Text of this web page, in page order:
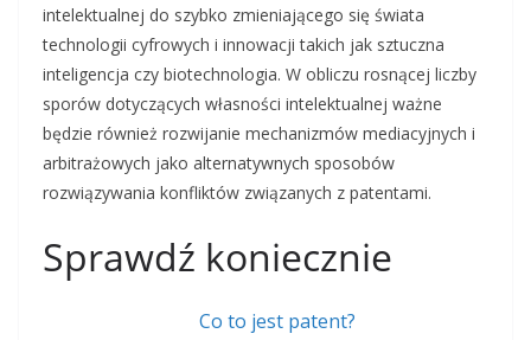
intelektualnej do szybko zmieniającego się świata
technologii cyfrowych i innowacji takich jak sztuczna
inteligencja czy biotechnologia. W obliczu rosnącej liczby
sporów dotyczących własności intelektualnej ważne
będzie również rozwijanie mechanizmów mediacyjnych i
arbitrażowych jako alternatywnych sposobów
rozwiązywania konfliktów związanych z patentami.
Sprawdź koniecznie
Co to jest patent?